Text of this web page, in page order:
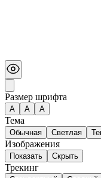
Размер шрифта
А A A
Тема
Обычная Светлая
Изображения
Показать Скрыть
Трекинг